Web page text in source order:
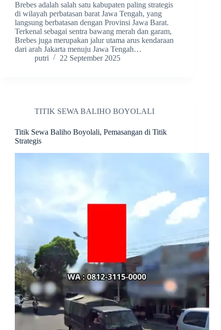
Brebes adalah salah satu kabupaten paling strategis
di wilayah perbatasan barat Jawa Tengah, yang
langsung berbatasan dengan Provinsi Jawa Barat.
Terkenal sebagai sentra bawang merah dan garam,
Brebes juga merupakan jalur utama arus kendaraan
dari arah Jakarta menuju Jawa Tengah…
putri
22 September 2025
TITIK SEWA BALIHO BOYOLALI
Titik Sewa Baliho Boyolali, Pemasangan di Titik
Strategis